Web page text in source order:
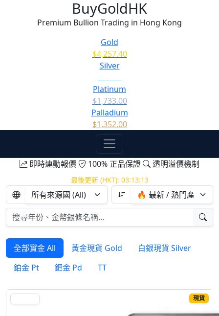
BuyGoldHK
Premium Bullion Trading in Hong Kong
Gold
$4,257.40
Silver
Platinum
$1,733.00
Palladium
$1,352.00
即時連動報價 100% 正品保證 透明溢價機制
最後更新 (HKT): 03:13:15
全部實金 All 黃金現貨 Gold
白銀現貨 Silver
鉑金 Pt
鈀金 Pd TT
現貨